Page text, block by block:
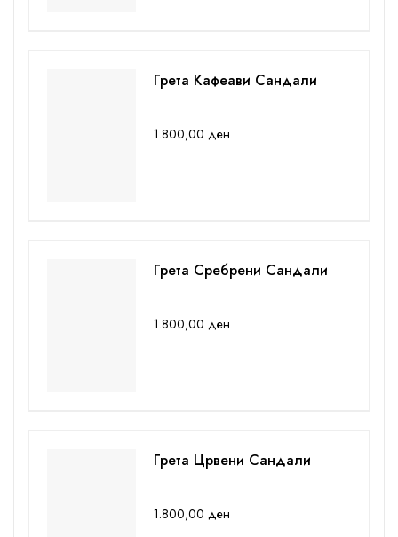
Грета Кафеави Сандали
1.800,00 ден
Грета Сребрени Сандали
1.800,00 ден
Грета Црвени Сандали
1.800,00 ден